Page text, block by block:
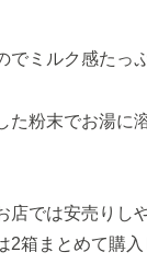
でミルク感たっ
た粉末でお湯に
店では安売りし
2箱まとめて購入